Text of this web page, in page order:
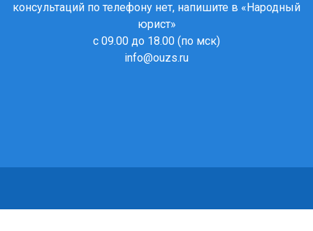
консультаций по телефону нет, напишите в «Народный
юрист»
с 09.00 до 18.00 (по мск)
info@ouzs.ru